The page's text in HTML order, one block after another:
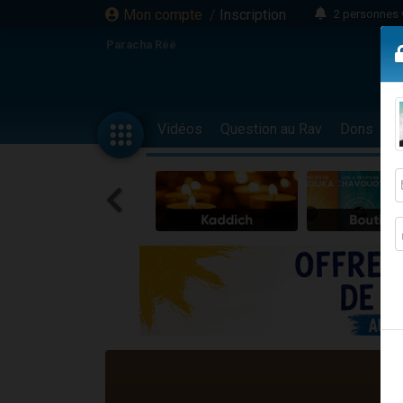
Mon compte / Inscription
2 personnes
13
30
Il reste
3 personnes
2
3
2
8
Nouvelle
61
Il reste
Ariel vient
Paracha Réé
Vidéos Question au Rav Dons